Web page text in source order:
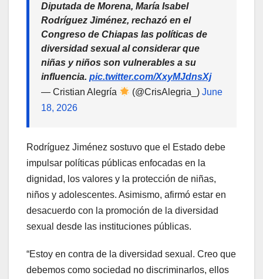
Diputada de Morena, María Isabel
Rodríguez Jiménez, rechazó en el
Congreso de Chiapas las políticas de
diversidad sexual al considerar que
niñas y niños son vulnerables a su
influencia. pic.twitter.com/XxyMJdnsXj
— Cristian Alegría
(@CrisAlegria_)June
18, 2026
Rodríguez Jiménez sostuvo que el Estado debe
impulsar políticas públicas enfocadas en la
dignidad, los valores y la protección de niñas,
niños y adolescentes. Asimismo, afirmó estar en
desacuerdo con la promoción de la diversidad
sexual desde las instituciones públicas.
“Estoy en contra de la diversidad sexual. Creo que
debemos como sociedad no discriminarlos, ellos